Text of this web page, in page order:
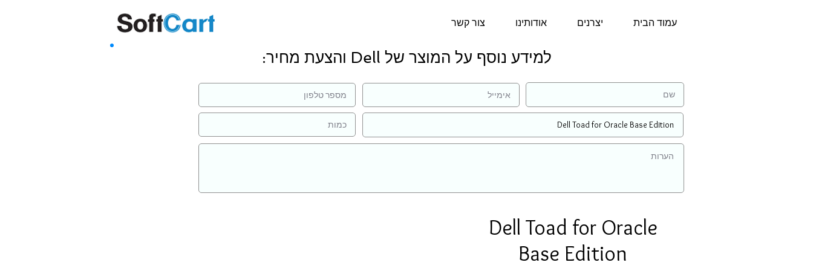
עמוד הבית יצרנים אודותינו צור קשר
למידע נוסף על המוצר של Dell והצעת מחיר:
Dell Toad for Oracle
Base Edition